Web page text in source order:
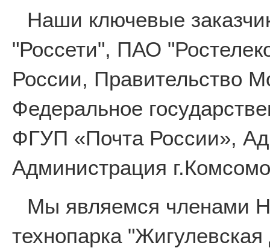
Наши ключевые
"Россети", ПАО
России, Правительство
Федеральное
ФГУП «Почта России»,
Администрация
Мы являемся членами
технопарка